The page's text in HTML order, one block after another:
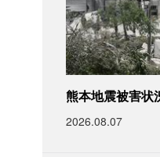
熊本地震被害状
2026.08.07